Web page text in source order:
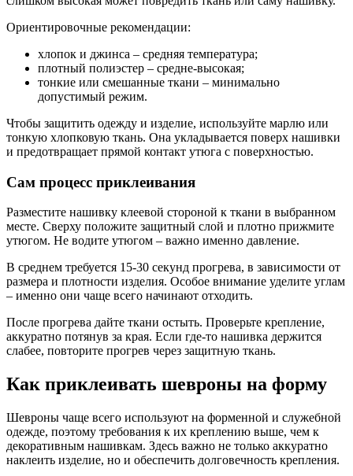
Ориентировочные рекомендации:
хлопок и джинса – средняя температура;
плотный полиэстер – средне-высокая;
тонкие или смешанные ткани – минимально
допустимый режим.
Чтобы защитить одежду и изделие, используйте марлю или
тонкую хлопковую ткань. Она укладывается поверх нашивки
и предотвращает прямой контакт утюга с поверхностью.
Сам процесс приклеивания
Разместите нашивку клеевой стороной к ткани в выбранном
месте. Сверху положите защитный слой и плотно прижмите
утюгом. Не водите утюгом – важно именно давление.
В среднем требуется 15-30 секунд прогрева, в зависимости от
размера и плотности изделия. Особое внимание уделите углам
– именно они чаще всего начинают отходить.
После прогрева дайте ткани остыть. Проверьте крепление,
аккуратно потянув за края. Если где-то нашивка держится
слабее, повторите прогрев через защитную ткань.
Как приклеивать шевроны на форму
Шевроны чаще всего используют на форменной и служебной
одежде, поэтому требования к их креплению выше, чем к
декоративным нашивкам. Здесь важно не только аккуратно
наклеить изделие, но и обеспечить долговечность крепления.